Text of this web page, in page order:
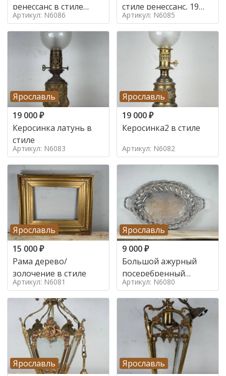
ренессанс в стиле
ренессанс,
Артикул: N6086
стиле ренессанс, 19
век
Артикул: N6085
Ярославль
19 000₽
Керосинка латунь в
стиле
Артикул: N6083
Ярославль
19 000₽
Керосинка2 в стиле
Артикул: N6082
Ярославль
15 000₽
Рама дерево/
золочение в стиле
Артикул: N6081
Ярославль
9 000₽
Большой ажурный
посеребренный
поднос в стиле
Артикул: N6080
Ярославль
Ярославль